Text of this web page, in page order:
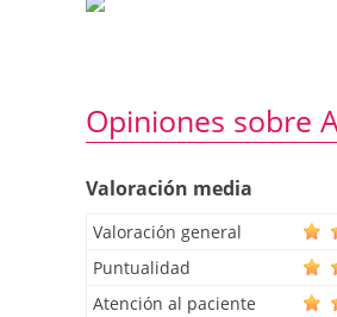
Opiniones sobre
Valoración media
Valoración general
Puntualidad
Atención al paciente